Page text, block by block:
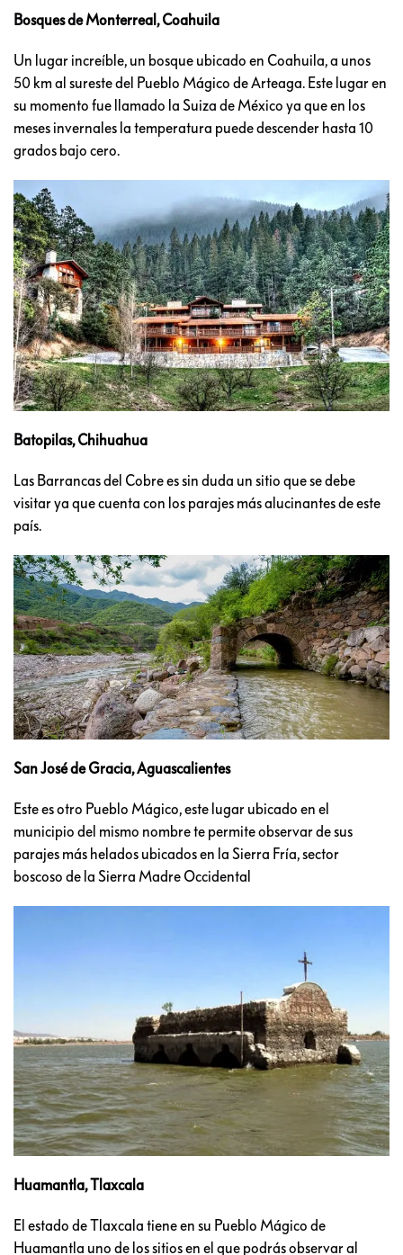
Bosques de Monterreal, Coahuila
Un lugar increíble, un bosque ubicado en Coahuila, a unos
50 km al sureste del Pueblo Mágico de Arteaga. Este lugar en
su momento fue llamado la Suiza de México ya que en los
meses invernales la temperatura puede descender hasta 10
grados bajo cero.
Batopilas, Chihuahua
Las Barrancas del Cobre es sin duda un sitio que se debe
visitar ya que cuenta con los parajes más alucinantes de este
país.
San José de Gracia, Aguascalientes
Este es otro Pueblo Mágico, este lugar ubicado en el
municipio del mismo nombre te permite observar de sus
parajes más helados ubicados en la Sierra Fría, sector
boscoso de la Sierra Madre Occidental
Huamantla, Tlaxcala
El estado de Tlaxcala tiene en su Pueblo Mágico de
Huamantla uno de los sitios en el que podrás observar al